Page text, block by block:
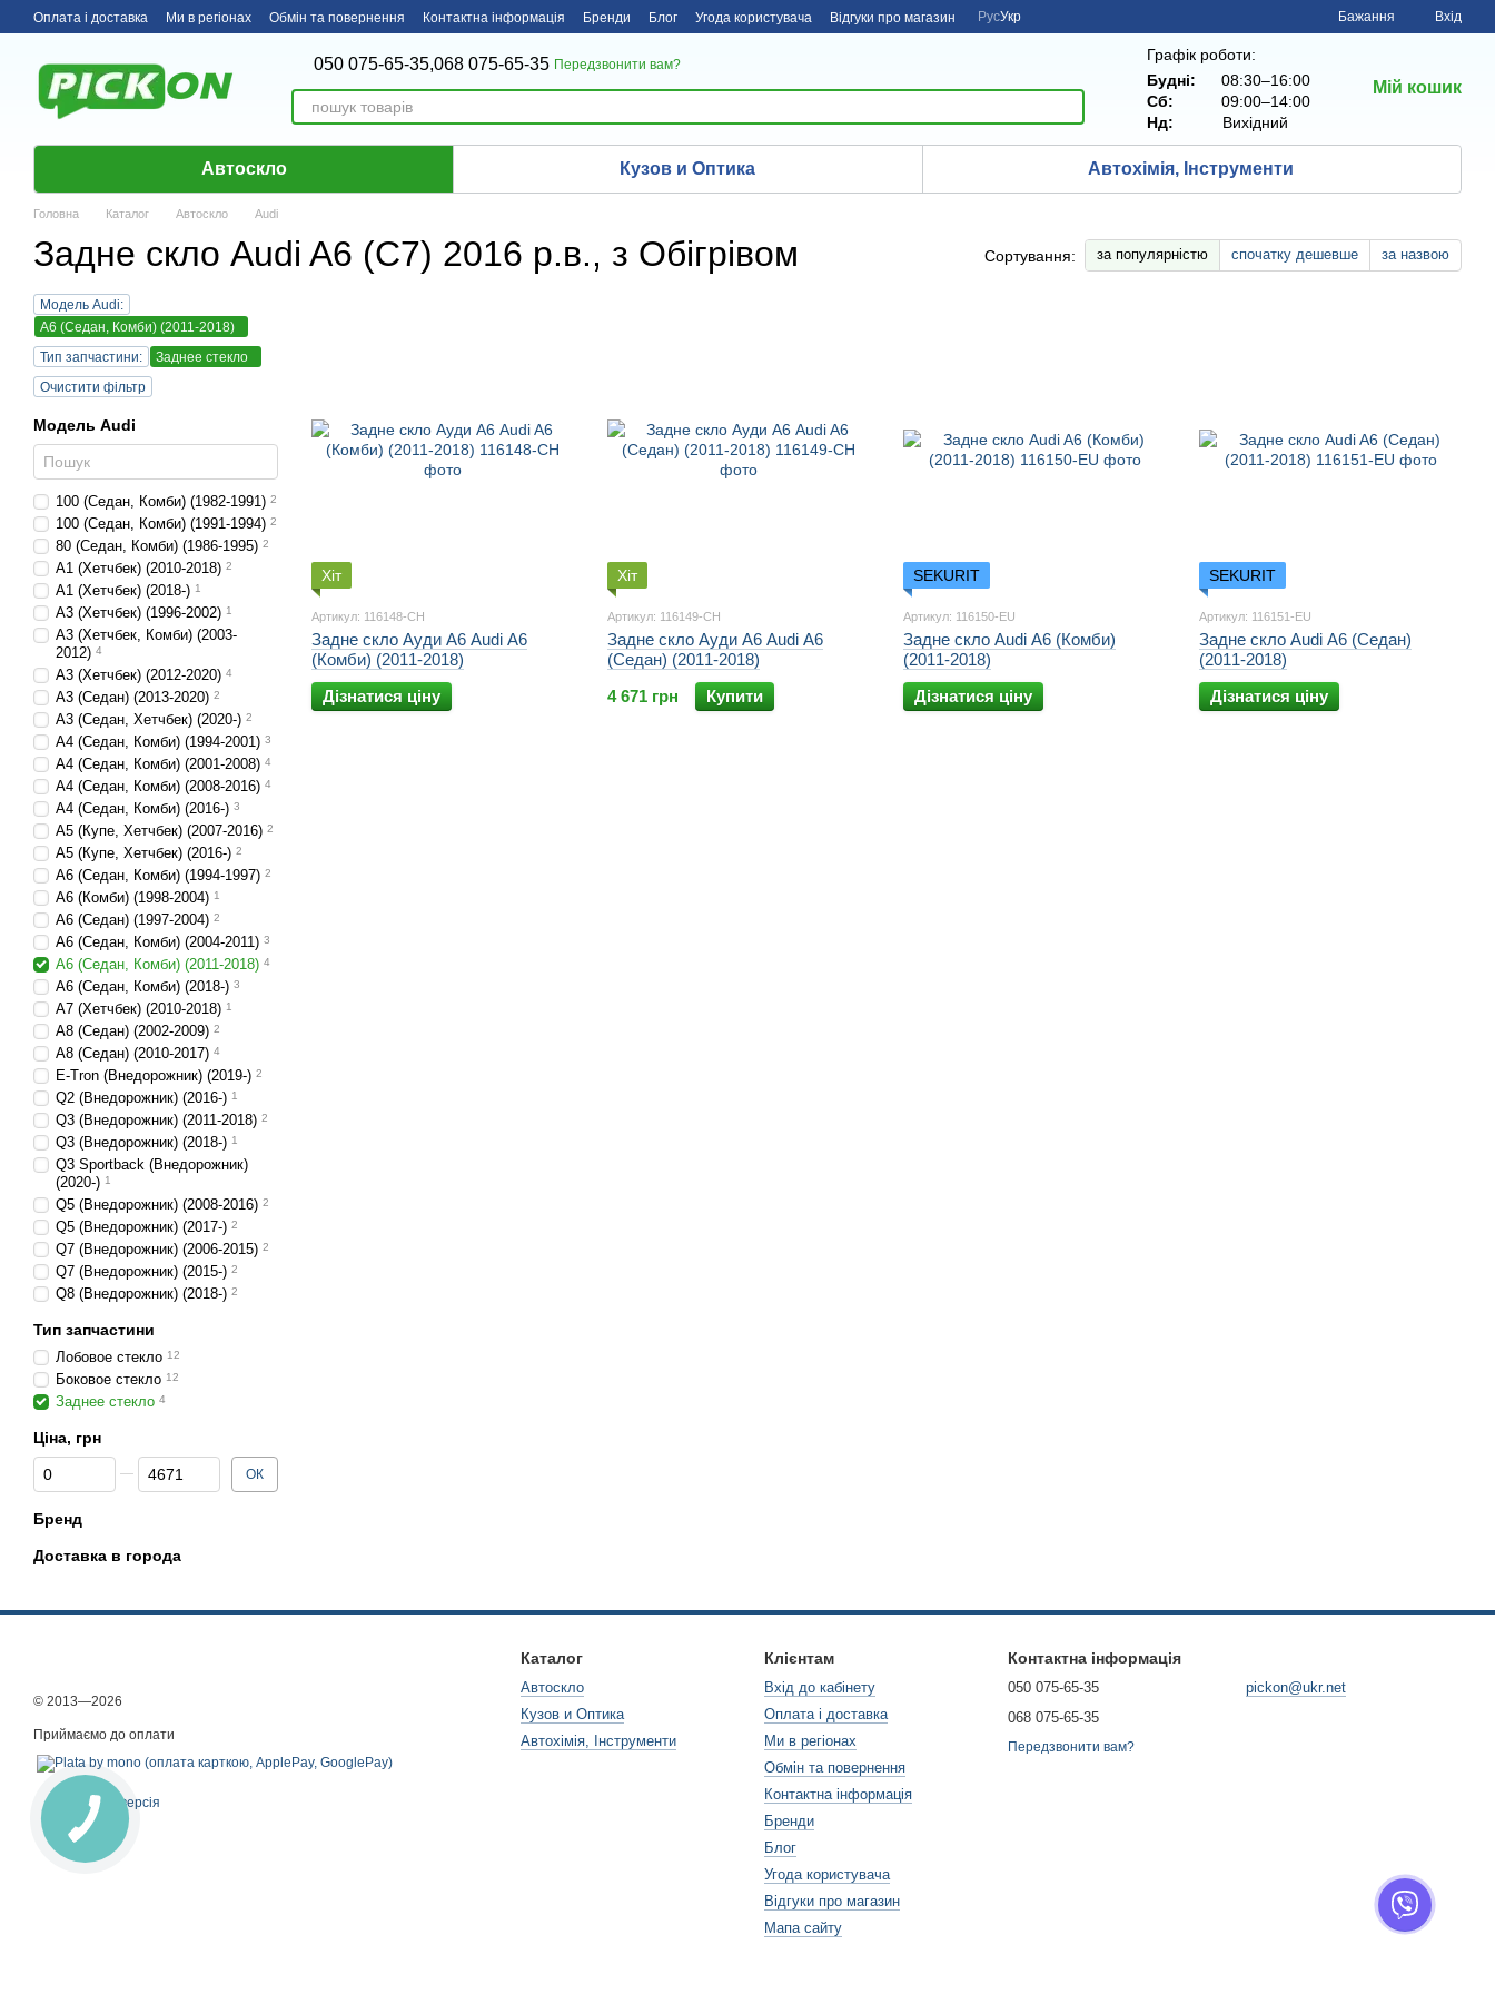
Перейти до основного контенту
Оплата і доставка Ми в регіонах Обмін та повернення Контактна інформація Бренди Блог Угода користувача Відгуки про магазин РусУкр Бажання Вхід
050 075-65-35,068 075-65-35 Передзвонити вам?
Графік роботи:
Будні:
08:30–16:00
Сб:
09:00–14:00
Нд: Вихiдний
Мій кошик
Автоскло Кузов и Оптика Автохімія, Інструменти
Головна Каталог Автоскло Audi
Задне скло Audi A6 (C7) 2016 р.в., з Обігрівом Сортування: за популярністю спочатку дешевше за назвою
Хіт
Артикул: 116148-CH
Задне скло Ауди А6 Audi A6
(Комби) (2011-2018)
Дізнатися ціну
Хіт
Артикул: 116149-CH
Задне скло Ауди А6 Audi A6
(Седан) (2011-2018)
4 671 грн
Купити
SEKURIT
Артикул: 116150-EU
Задне скло Audi A6 (Комби)
(2011-2018)
Дізнатися ціну
SEKURIT
Артикул: 116151-EU
Задне скло Audi A6 (Седан)
(2011-2018)
Дізнатися ціну
Модель Audi:
A6 (Седан, Комби) (2011-2018)
Тип запчастини:
Заднее стекло
Очистити фільтр
Модель Audi
100 (Седан, Комби) (1982-1991) 2
100 (Седан, Комби) (1991-1994) 2
80 (Седан, Комби) (1986-1995) 2
A1 (Хетчбек) (2010-2018) 2
A1 (Хетчбек) (2018-) 1
A3 (Хетчбек) (1996-2002) 1
A3 (Хетчбек, Комби) (2003-
2012) 4
A3 (Хетчбек) (2012-2020) 4
A3 (Седан) (2013-2020) 2
A3 (Седан, Хетчбек) (2020-) 2
A4 (Седан, Комби) (1994-2001) 3
A4 (Седан, Комби) (2001-2008) 4
A4 (Седан, Комби) (2008-2016) 4
A4 (Седан, Комби) (2016-) 3
A5 (Купе, Хетчбек) (2007-2016) 2
A5 (Купе, Хетчбек) (2016-) 2
A6 (Седан, Комби) (1994-1997) 2
A6 (Комби) (1998-2004) 1
A6 (Седан) (1997-2004) 2
A6 (Седан, Комби) (2004-2011) 3
A6 (Седан, Комби) (2011-2018) 4
A6 (Седан, Комби) (2018-) 3
A7 (Хетчбек) (2010-2018) 1
A8 (Седан) (2002-2009) 2
A8 (Седан) (2010-2017) 4
E-Tron (Внедорожник) (2019-) 2
Q2 (Внедорожник) (2016-) 1
Q3 (Внедорожник) (2011-2018) 2
Q3 (Внедорожник) (2018-) 1
Q3 Sportback (Внедорожник)
(2020-) 1
Q5 (Внедорожник) (2008-2016) 2
Q5 (Внедорожник) (2017-) 2
Q7 (Внедорожник) (2006-2015) 2
Q7 (Внедорожник) (2015-) 2
Q8 (Внедорожник) (2018-) 2
Тип запчастини
Лобовое стекло 12
Боковое стекло 12
Заднее стекло 4
Ціна, грн
Від Ціна, грн
До Ціна, грн ОК
Бренд
Доставка в города
© 2013—2026
Приймаємо до оплати
Мобільна версія
Каталог
Автоскло
Кузов и Оптика
Автохімія, Інструменти
Клієнтам
Вхід до кабінету
Оплата і доставка
Ми в регіонах
Обмін та повернення
Контактна інформація
Бренди
Блог
Угода користувача
Відгуки про магазин
Мапа сайту
Контактна інформація
050 075-65-35
068 075-65-35
Передзвонити вам?
pickon@ukr.net